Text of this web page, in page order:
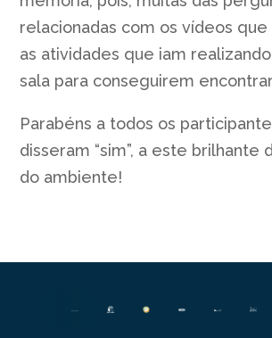
relacionadas com os vídeos
as atividades que iam
sala para conseguirem
Parabéns a todos os
disseram “sim”, a este brilhante
do ambiente!